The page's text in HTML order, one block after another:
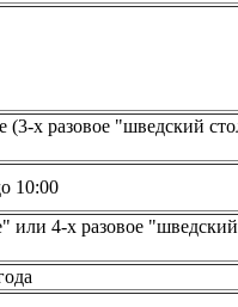
х разовое "шведский
10:00
или 4-х разовое